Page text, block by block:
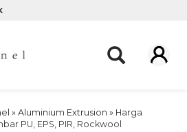
» Aluminium Extrusion » Harga
PU, EPS, PIR, Rockwool